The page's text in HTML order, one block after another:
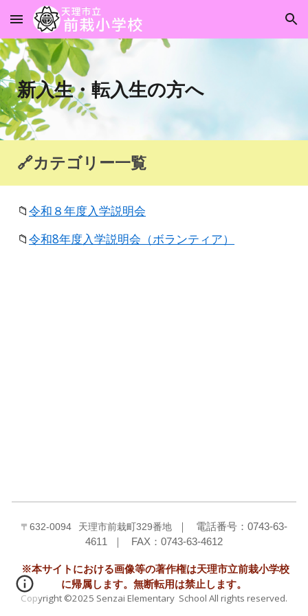
Skip to main content Skip to navigation
新入生・転入生の方へ
🔗カテゴリー一覧
📁令和８年度入学説明会
📁令和8年度入学説明会（ボランティア）
〒 632-0094 天理市前栽町329番地 ｜ 電話番号：0743-63-
4611 ｜ FAX：0743-63-4612
※本サイトにおける画像等の著作権は天理市立前栽小学校
に帰属します。無断転用は禁止します。
Copyright ©2025 Senzai Elementary School All rights reserved.